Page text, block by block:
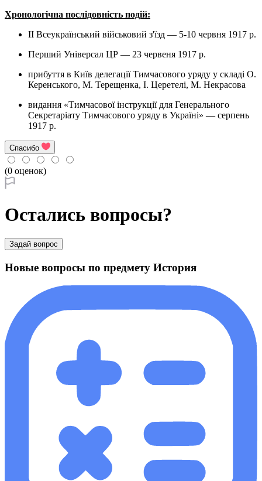
Хронологічна послідовність подій:
II Всеукраїнський військовий з'їзд — 5-10 червня 1917 р.
Перший Універсал ЦР — 23 червеня 1917 р.
прибуття в Київ делегації Тимчасового уряду у складі О.
Керенського, М. Терещенка, І. Церетелі, М. Некрасова
видання «Тимчасової інструкції для Генерального
Секретаріату Тимчасового уряду в Україні» — серпень
1917 р.
Спасибо
(0 оценок)
Остались вопросы?
Задай вопрос
Новые вопросы по предмету История